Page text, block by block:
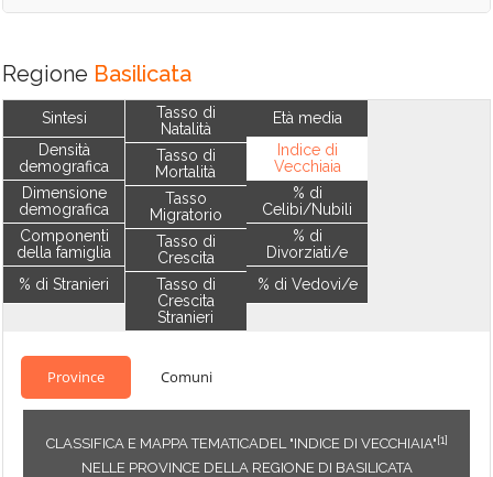
Regione Basilicata
Sintesi
Densità
demografica
Dimensione
demografica
Componenti
della famiglia
% di Stranieri
Tasso di
Natalità
Tasso di
Mortalità
Tasso
Migratorio
Tasso di
Crescita
Tasso di
Crescita
Stranieri
Età media
Indice di
Vecchiaia
% di
Celibi/Nubili
% di
Divorziati/e
% di Vedovi/e
Province Comuni
CLASSIFICA E MAPPA TEMATICADEL "INDICE DI VECCHIAIA"[1]
NELLE PROVINCE DELLA REGIONE DI BASILICATA